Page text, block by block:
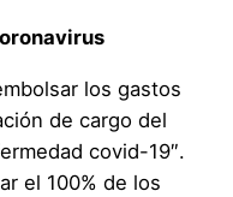
los gastos
de cargo del
covid-19″.
el 100% de los